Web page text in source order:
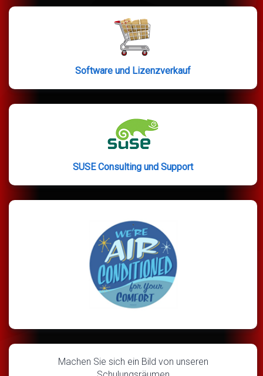
Software und Lizenzverkauf
SUSE Consulting und Support
Machen Sie sich ein Bild von unseren